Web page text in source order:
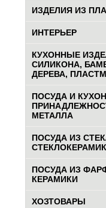
ИЗДЕЛИЯ ИЗ
ИНТЕРЬЕР
КУХОННЫЕ
СИЛИКОНА,
ДЕРЕВА,
ПОСУДА И
МЕТАЛЛА
ПОСУДА ИЗ
ПОСУДА ИЗ
КЕРАМИКИ
ХОЗТОВАРЫ